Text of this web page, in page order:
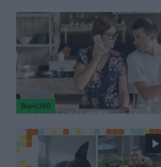
Bank360